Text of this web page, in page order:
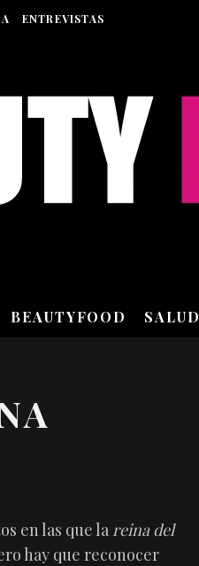
ENTREVISTAS
BEAUTYFOOD SALUD
en las que lareina del
hay que reconocer